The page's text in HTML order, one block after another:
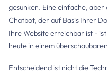
gesunken. Eine einfache,
Chatbot, der auf Basis Ihrer
Ihre Website erreichbar ist -
heute in einem
Entscheidend ist nicht die